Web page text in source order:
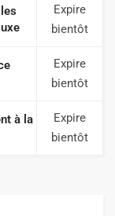
Expire
bientôt
Expire
bientôt
à la
Expire
bientôt